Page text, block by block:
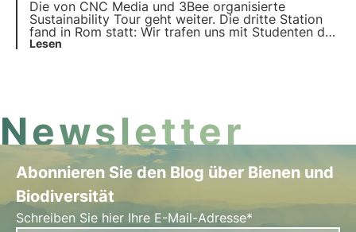
Entwicklung zu betreiben.
Die von CNC Media und 3Bee organisierte
Sustainability Tour geht weiter. Die dritte Station
fand in Romstatt: Wir trafen uns mit Studenten des
Technischen Instituts Cristoforo Colombo und der
Lesen
Newsletter
Abonnieren Sie den Blog über Bienen und
Biodiversität
Schreiben Sie hier Ihre E-Mail-Adresse*